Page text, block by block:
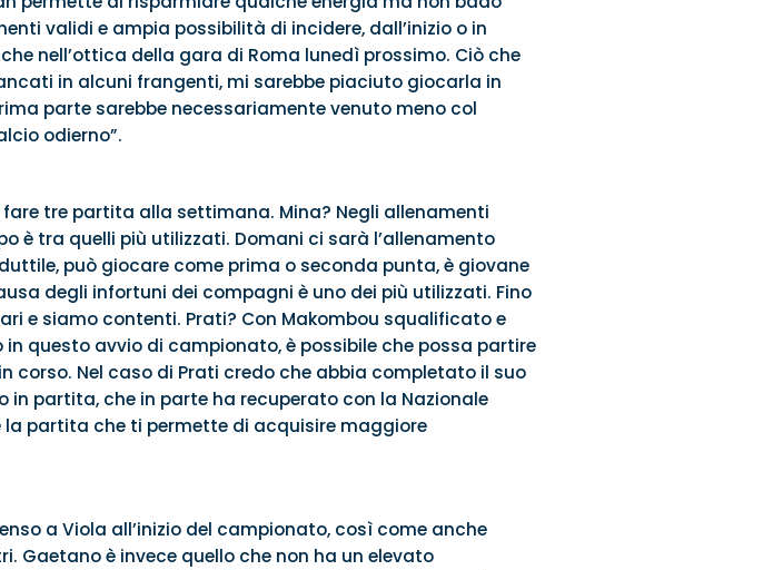
validi e ampia possibilità di incidere, dall’inizio o in
nell’ottica della gara di Roma lunedì prossimo. Ciò che
in alcuni frangenti, mi sarebbe piaciuto giocarla in
parte sarebbe necessariamente venuto meno col
odierno”.
tre partita alla settimana. Mina? Negli allenamenti
è tra quelli più utilizzati. Domani ci sarà l’allenamento
può giocare come prima o seconda punta, è giovane
degli infortuni dei compagni è uno dei più utilizzati. Fino
e siamo contenti. Prati? Con Makombou squalificato e
questo avvio di campionato, è possibile che possa partire
corso. Nel caso di Prati credo che abbia completato il suo
in partita, che in parte ha recuperato con la Nazionale
la partita che ti permette di acquisire maggiore
a Viola all’inizio del campionato, così come anche
Gaetano è invece quello che non ha un elevato